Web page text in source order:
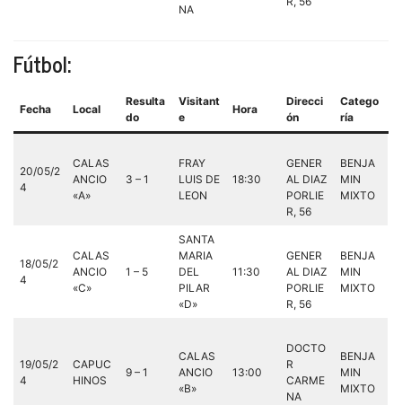
NA
Fútbol:
Fecha Local
Resulta
do
Visitant
e
Hora
Direcci
ón
Catego
ría
20/05/2
4
CALAS
ANCIO
«A»
3 – 1
FRAY
LUIS DE
LEON
18:30
GENER
AL DIAZ
PORLIE
R, 56
BENJA
MIN
MIXTO
18/05/2
4
CALAS
ANCIO
«C»
1 – 5
SANTA
MARIA
DEL
PILAR
«D»
11:30
GENER
AL DIAZ
PORLIE
R, 56
BENJA
MIN
MIXTO
19/05/2
4
CAPUC
HINOS
9 – 1
CALAS
ANCIO
«B»
13:00
DOCTO
R
CARME
NA
BENJA
MIN
MIXTO